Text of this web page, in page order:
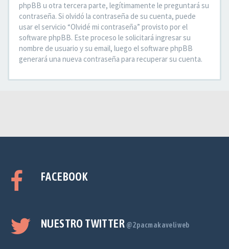
phpBB u otra tercera parte, legítimamente le preguntará su
contraseña. Si olvidó la contraseña de su cuenta, puede
usar el servicio “Olvidé mi contraseña” provisto por el
software phpBB. Este proceso le solicitará ingresar su
nombre de usuario y su email, luego el software phpBB
generará una nueva contraseña para recuperar su cuenta.
FACEBOOK
NUESTRO TWITTER @2pacmakaveliweb